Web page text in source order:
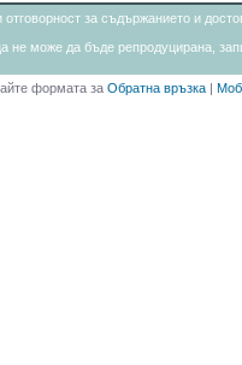
за съдържанието и
не може да бъде репродуцирана,
формата за Обратна връзка |